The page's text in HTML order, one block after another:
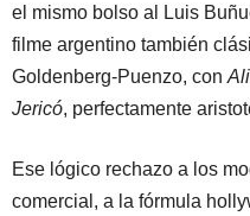
el mismo bolso al Luis
filme argentino también
Goldenberg-Puenzo, con
Jericó, perfectamente
Ese lógico rechazo a los
comercial, a la fórmula